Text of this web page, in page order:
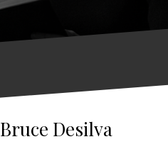
Desilva